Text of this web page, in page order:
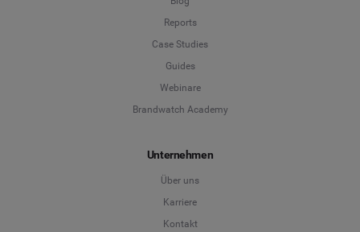
Reports
Case Studies
Guides
Webinare
Brandwatch Academy
Unternehmen
Über uns
Karriere
Kontakt